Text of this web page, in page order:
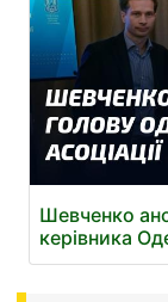
Шевченко
керівника